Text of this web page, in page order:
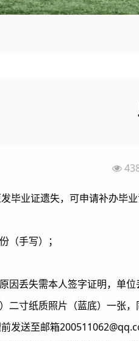
毕业证遗失，可申请补办毕业
（手写）；
因丢失需本人签字证明，单位
二寸纸质照片（蓝底）一张
发送至邮箱